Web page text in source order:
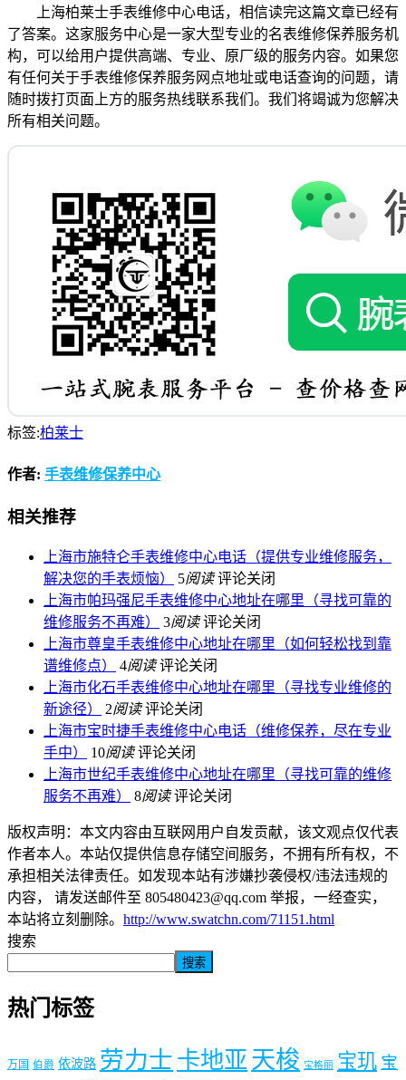
上海柏莱士手表维修中心电话，相信读完这篇文章已经有
了答案。这家服务中心是一家大型专业的名表维修保养服务机
构，可以给用户提供高端、专业、原厂级的服务内容。如果您
有任何关于手表维修保养服务网点地址或电话查询的问题，请
随时拨打页面上方的服务热线联系我们。我们将竭诚为您解决
所有相关问题。
标签:柏莱士
作者: 手表维修保养中心
相关推荐
上海市施特仑手表维修中心电话（提供专业维修服务，
解决您的手表烦恼）
5阅读 评论关闭
上海市帕玛强尼手表维修中心地址在哪里（寻找可靠的
维修服务不再难）
3阅读 评论关闭
上海市尊皇手表维修中心地址在哪里（如何轻松找到靠
谱维修点）
4阅读 评论关闭
上海市化石手表维修中心地址在哪里（寻找专业维修的
新途径）
2阅读 评论关闭
上海市宝时捷手表维修中心电话（维修保养，尽在专业
手中）
10阅读 评论关闭
上海市世纪手表维修中心地址在哪里（寻找可靠的维修
服务不再难）
8阅读 评论关闭
版权声明：本文内容由互联网用户自发贡献，该文观点仅代表
作者本人。本站仅提供信息存储空间服务，不拥有所有权，不
承担相关法律责任。如发现本站有涉嫌抄袭侵权/违法违规的
内容， 请发送邮件至 805480423@qq.com 举报，一经查实，
本站将立刻删除。 http://www.swatchn.com/71151.html
搜索
搜索
热门标签
万国 伯爵 依波路 劳力士 卡地亚 天梭 宝格丽 宝玑 宝